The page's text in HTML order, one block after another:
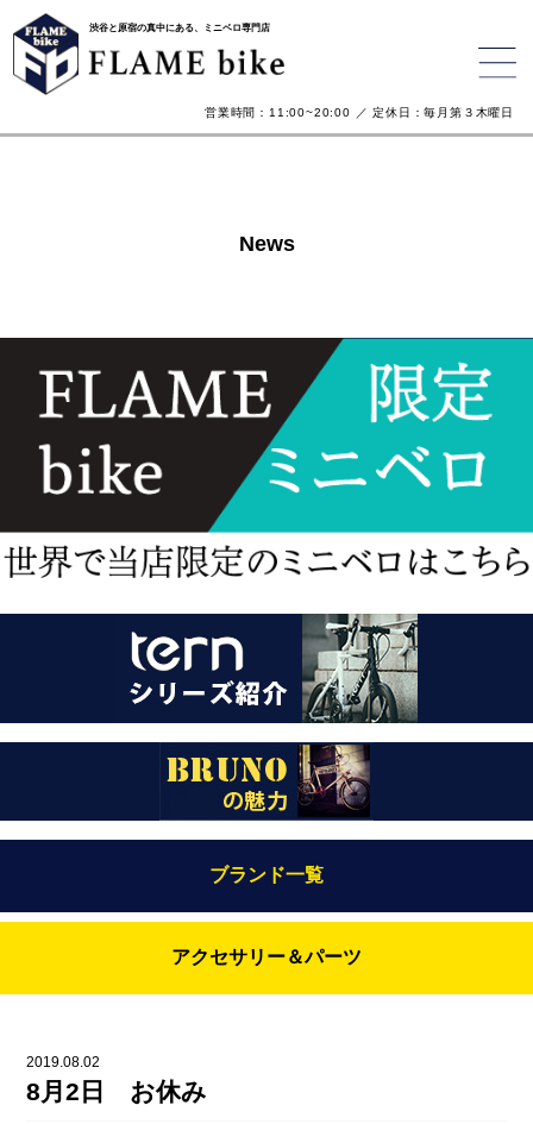
渋谷と原宿の真中にある、ミニベロ専門店
営業時間：11:00~20:00 ／ 定休日：毎月第３木曜日
News
ブランド一覧
Bianchi（ビアンキ）
BRUNO(ブルーノ)
DAHON（ダホーン）
アクセサリー＆パーツ
knog（ノグ）
2019.08.02
8月2日 お休み